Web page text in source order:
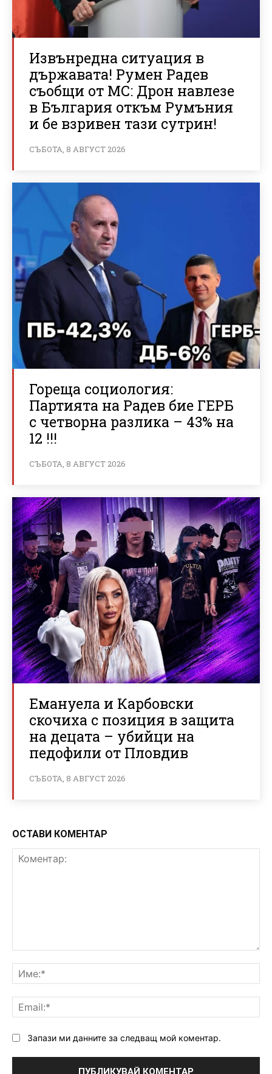
Извънредна ситуация в
държавата! Румен Радев
съобщи от МС: Дрон навлезе
в България откъм Румъния
и бе взривен тази сутрин!
СЪБОТА, 8 АВГУСТ 2026
Гореща социология:
Партията на Радев бие ГЕРБ
с четворна разлика – 43% на
12 !!!
СЪБОТА, 8 АВГУСТ 2026
Емануела и Карбовски
скочиха с позиция в защита
на децата – убийци на
педофили от Пловдив
СЪБОТА, 8 АВГУСТ 2026
ОСТАВИ КОМЕНТАР
Запази ми данните за следващ мой коментар.